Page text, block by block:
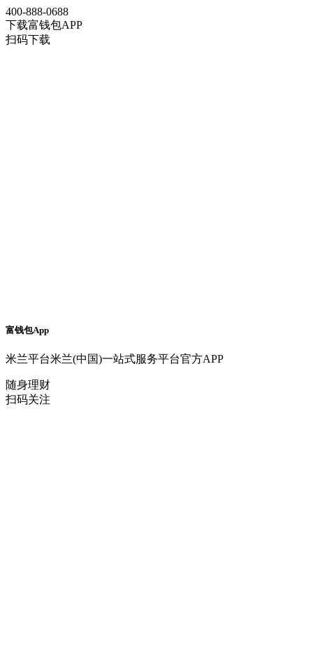
400-888-0688
下载富钱包APP
扫码下载
富钱包App
米兰平台米兰(中国)一站式服务平台官方APP
随身理财
扫码关注